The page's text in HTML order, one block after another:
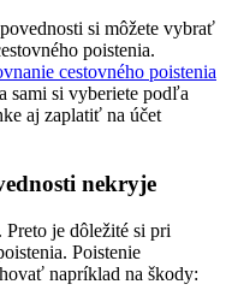
si môžete vybrať
poistenia.
cestovného poistenia
sami si vyberiete podľa
aj zaplatiť na účet
nekryje
je dôležité si pri
Poistenie
napríklad na škody: